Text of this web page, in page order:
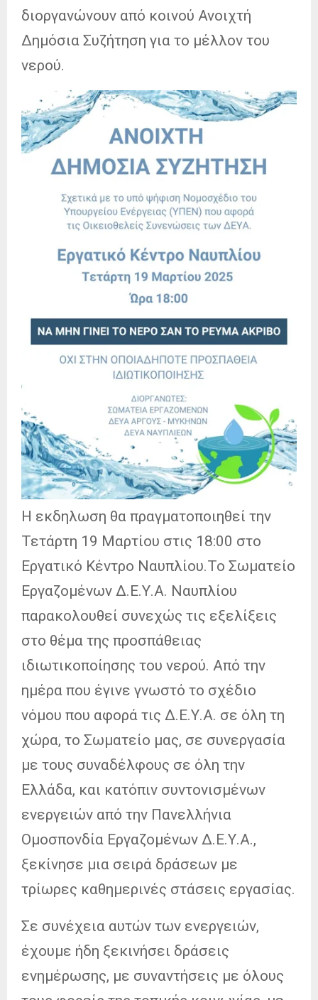
διοργανώνουν από κοινού Ανοιχτή
Δημόσια Συζήτηση για το μέλλον του
νερού.
Η εκδηλωση θα πραγματοποιηθεί την
Τετάρτη 19 Μαρτίου στις 18:00 στο
Εργατικό Κέντρο Ναυπλίου.Το Σωματείο
Εργαζομένων Δ.Ε.Υ.Α. Ναυπλίου
παρακολουθεί συνεχώς τις εξελίξεις
στο θέμα της προσπάθειας
ιδιωτικοποίησης του νερού. Από την
ημέρα που έγινε γνωστό το σχέδιο
νόμου που αφορά τις Δ.Ε.Υ.Α. σε όλη τη
χώρα, το Σωματείο μας, σε συνεργασία
με τους συναδέλφους σε όλη την
Ελλάδα, και κατόπιν συντονισμένων
ενεργειών από την Πανελλήνια
Ομοσπονδία Εργαζομένων Δ.Ε.Υ.Α.,
ξεκίνησε μια σειρά δράσεων με
τρίωρες καθημερινές στάσεις εργασίας.
Σε συνέχεια αυτών των ενεργειών,
έχουμε ήδη ξεκινήσει δράσεις
ενημέρωσης, με συναντήσεις με όλους